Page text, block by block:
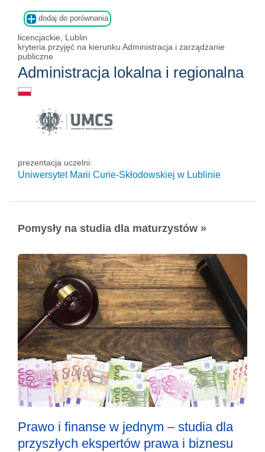
dodaj do porównania
licencjackie, Lublin
kryteria przyjęć na kierunku Administracja i zarządzanie
publiczne
Administracja lokalna i regionalna
prezentacja uczelni:
Uniwersytet Marii Curie-Skłodowskiej w Lublinie
Pomysły na studia dla maturzystów »
Prawo i finanse w jednym – studia dla
przyszłych ekspertów prawa i biznesu